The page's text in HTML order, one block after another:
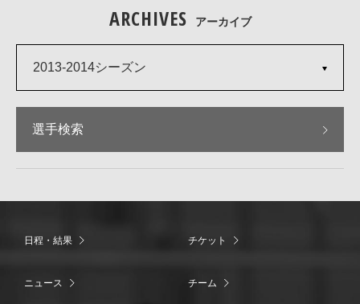
ARCHIVES アーカイブ
2013-2014シーズン
選手検索
日程・結果 チケット
ニュース チーム